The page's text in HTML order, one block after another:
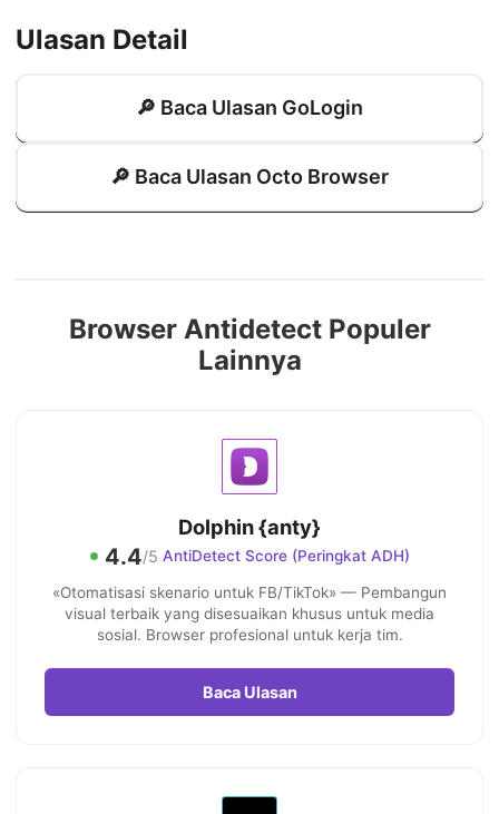
Ulasan Detail
🔎 Baca Ulasan GoLogin
🔎 Baca Ulasan Octo Browser
Browser Antidetect Populer
Lainnya
Dolphin {anty}
4.4/5 AntiDetect Score (Peringkat ADH)
«Otomatisasi skenario untuk FB/TikTok» — Pembangun
visual terbaik yang disesuaikan khusus untuk media
sosial. Browser profesional untuk kerja tim.
Baca Ulasan